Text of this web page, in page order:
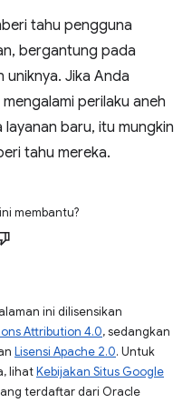
tahu pengguna
bergantung pada
Jika Anda
perilaku aneh
baru, itu mungkin
tahu mereka.
membantu?
ini dilisensikan
Attribution 4.0, sedangkan
Lisensi Apache 2.0. Untuk
lihatKebijakan Situs Google
terdaftar dari Oracle